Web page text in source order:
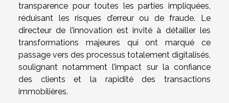
transparence pour toutes les parties impliquées,
réduisant les risques d’erreur ou de fraude. Le
directeur de l’innovation est invité à détailler les
transformations majeures qui ont marqué ce
passage vers des processus totalement digitalisés,
soulignant notamment l’impact sur la confiance
des clients et la rapidité des transactions
immobilières.